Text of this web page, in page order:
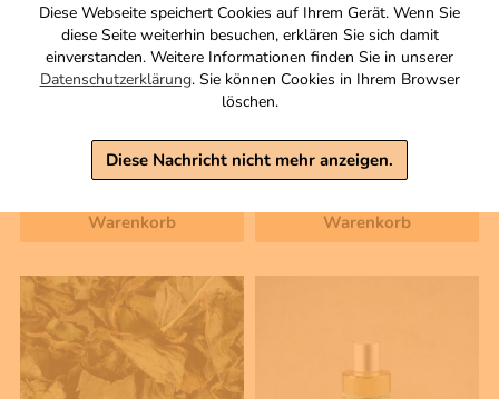
Diese Webseite speichert Cookies auf Ihrem Gerät. Wenn Sie
diese Seite weiterhin besuchen, erklären Sie sich damit
einverstanden. Weitere Informationen finden Sie in unserer
Datenschutzerklärung. Sie können Cookies in Ihrem Browser
löschen.
Diese Nachricht nicht mehr anzeigen.
75 g
Rührei-Omelette
Gewürzzubereitung
Zutaten
inkl. MwSt, zzgl. Versand
Grundpreis 1 KG: 52,00 €
Warenkorb
1 Stck
Ruhekissen
Größe ca. 20 x 20 cm
inkl. MwSt, zzgl. Versand
Warenkorb